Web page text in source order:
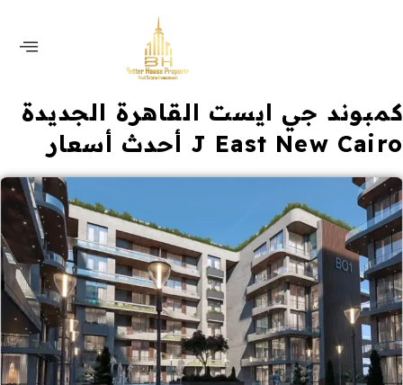
كمبوند جي ايست القاهرة الجديدة
J East New Cairo أحدث أسعار